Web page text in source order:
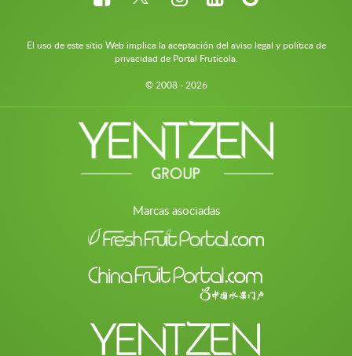
El uso de este sitio Web implica la aceptación del aviso legal y política de
privacidad de Portal Frutícola.
© 2008 - 2026
Marcas asociadas